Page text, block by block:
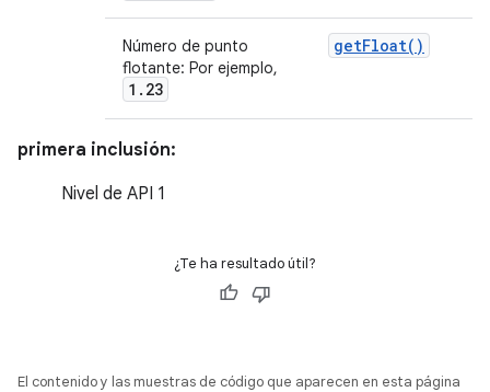
Número de punto
flotante: Por ejemplo,
1 . 23
getFloat( )
primera inclusión:
Nivel de API 1
¿Te ha resultado útil?
El contenido y las muestras de código que aparecen en esta página